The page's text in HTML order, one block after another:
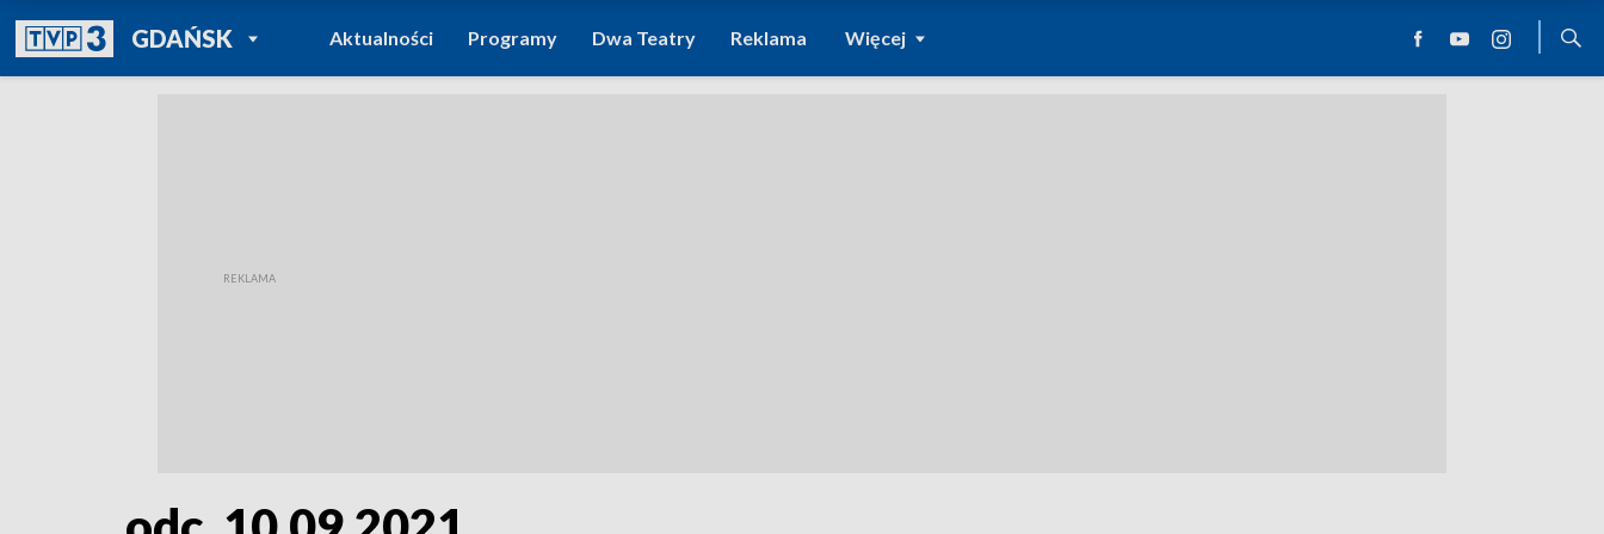
GDAŃSKPOWRÓT DO
TVP REGIONY
Aktualności Programy Dwa Teatry Reklama Więcej